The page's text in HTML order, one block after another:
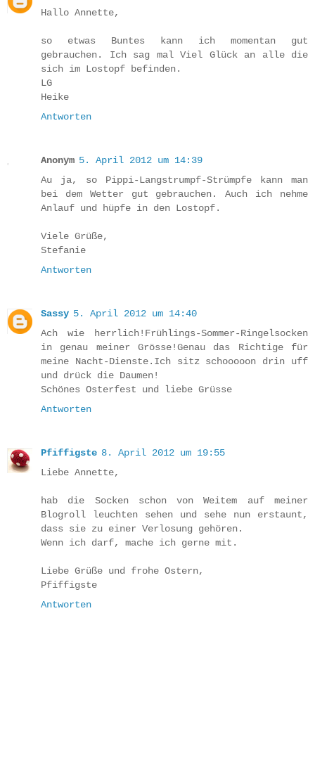
Hallo Annette,
so etwas Buntes kann ich momentan gut
gebrauchen. Ich sag mal Viel Glück an alle die
sich im Lostopf befinden.
LG
Heike
Antworten
Anonym 5. April 2012 um 14:39
Au ja, so Pippi-Langstrumpf-Strümpfe kann man
bei dem Wetter gut gebrauchen. Auch ich nehme
Anlauf und hüpfe in den Lostopf.
Viele Grüße,
Stefanie
Antworten
Sassy 5. April 2012 um 14:40
Ach wie herrlich!Frühlings-Sommer-Ringelsocken
in genau meiner Grösse!Genau das Richtige für
meine Nacht-Dienste.Ich sitz schooooon drin uff
und drück die Daumen!
Schönes Osterfest und liebe Grüsse
Antworten
Pfiffigste 8. April 2012 um 19:55
Liebe Annette,
hab die Socken schon von Weitem auf meiner
Blogroll leuchten sehen und sehe nun erstaunt,
dass sie zu einer Verlosung gehören.
Wenn ich darf, mache ich gerne mit.
Liebe Grüße und frohe Ostern,
Pfiffigste
Antworten